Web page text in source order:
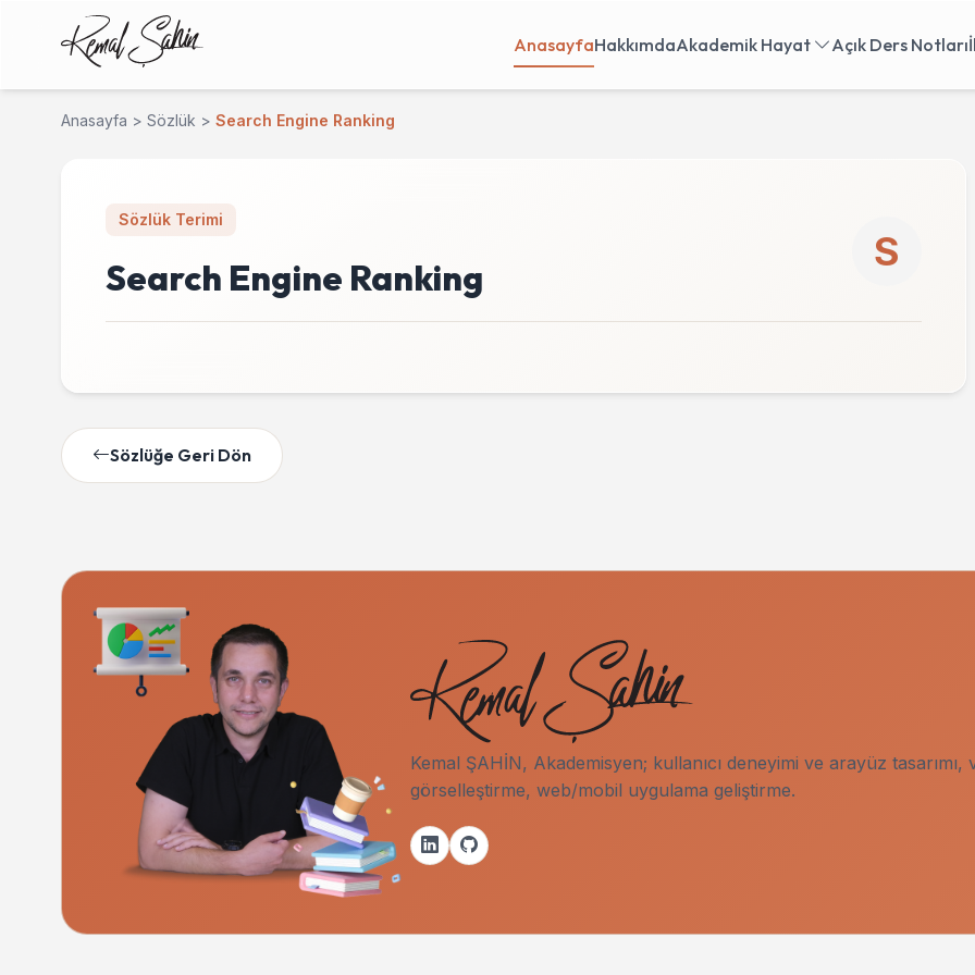
AnasayfaHakkımdaAkademik Hayat Açık Ders Notları
Anasayfa > Sözlük > Search Engine Ranking
Sözlük Terimi
Search Engine Ranking
S
Sözlüğe Geri Dön
Kemal ŞAHİN, Akademisyen; kullanıcı deneyimi ve arayüz tasarımı,
görselleştirme, web/mobil uygulama geliştirme.